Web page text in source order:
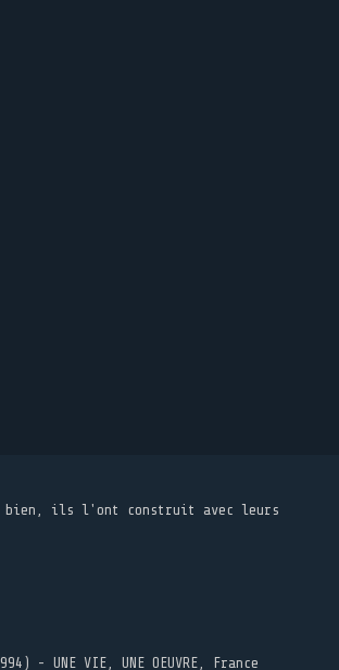
bien, ils l'ont construit avec leurs
- UNE VIE, UNE OEUVRE, France